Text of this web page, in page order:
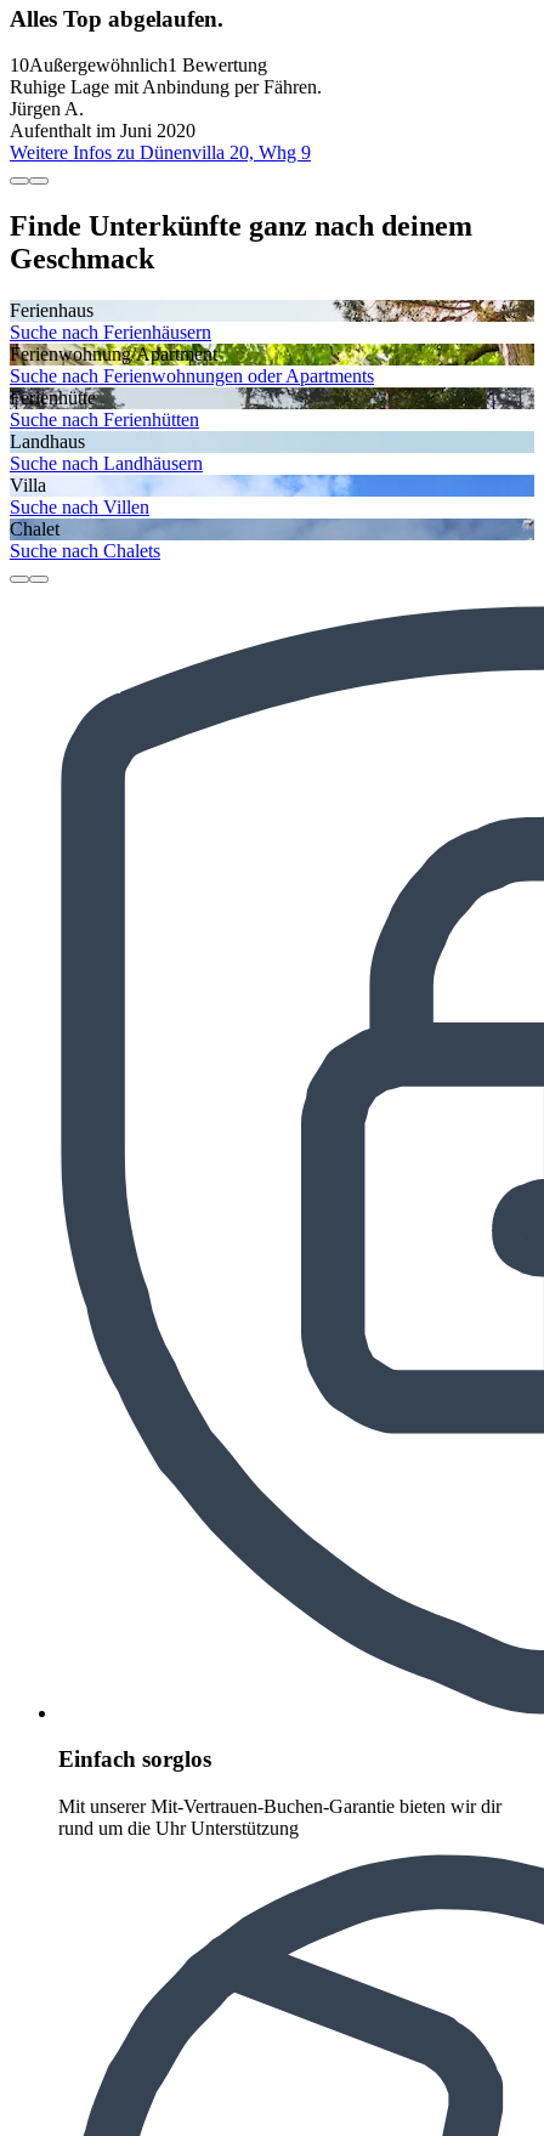
Alles Top abgelaufen.
10Außergewöhnlich1 Bewertung
Ruhige Lage mit Anbindung per Fähren.
Jürgen A.
Aufenthalt im Juni 2020
Weitere Infos zu Dünenvilla 20, Whg 9
Finde Unterkünfte ganz nach deinem
Geschmack
Ferienhaus
Suche nach Ferienhäusern
Ferienwohnung/Apartment
Suche nach Ferienwohnungen oder Apartments
Ferienhütte
Suche nach Ferienhütten
Landhaus
Suche nach Landhäusern
Villa
Suche nach Villen
Chalet
Suche nach Chalets
Einfach sorglos
Mit unserer Mit-Vertrauen-Buchen-Garantie bieten wir dir
rund um die Uhr Unterstützung